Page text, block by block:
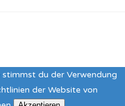
du der Verwendung
der Website von